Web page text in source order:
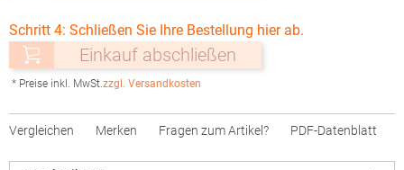
Schritt 4: Schließen Sie Ihre Bestellung hier ab.
Einkauf abschließen
* Preise inkl. MwSt.zzgl. Versandkosten
Vergleichen Merken Fragen zum Artikel? PDF-Datenblatt